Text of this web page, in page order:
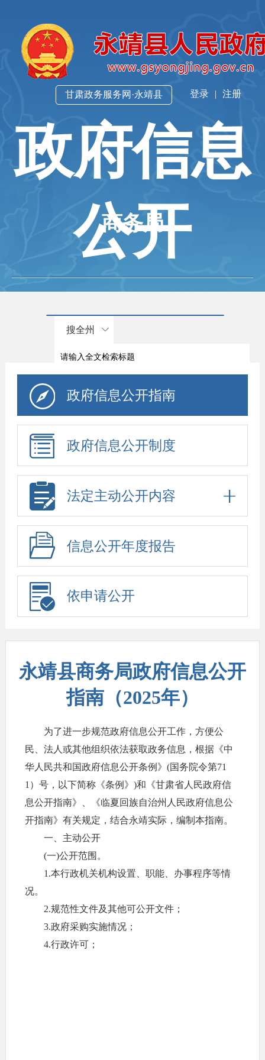
登录 | 注册
甘肃政务服务网·永靖县
政府信息
公开
商务局
搜全州
政府信息公开指南
政府信息公开制度
法定主动公开内容
信息公开年度报告
依申请公开
永靖县商务局政府信息公开
指南（2025年）
为了进一步规范政府信息公开工作，方便公
民、法人或其他组织依法获取政务信息，根据《中
华人民共和国政府信息公开条例》(国务院令第71
1）号，以下简称《条例》)和《甘肃省人民政府信
息公开指南》、《临夏回族自治州人民政府信息公
开指南》有关规定，结合永靖实际，编制本指南。
一、主动公开
(一)公开范围。
1.本行政机关机构设置、职能、办事程序等情
况。
2.规范性文件及其他可公开文件；
3.政府采购实施情况；
4.行政许可；